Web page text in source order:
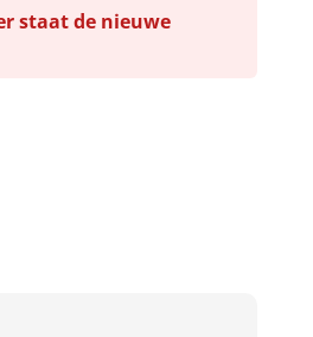
staat de nieuwe